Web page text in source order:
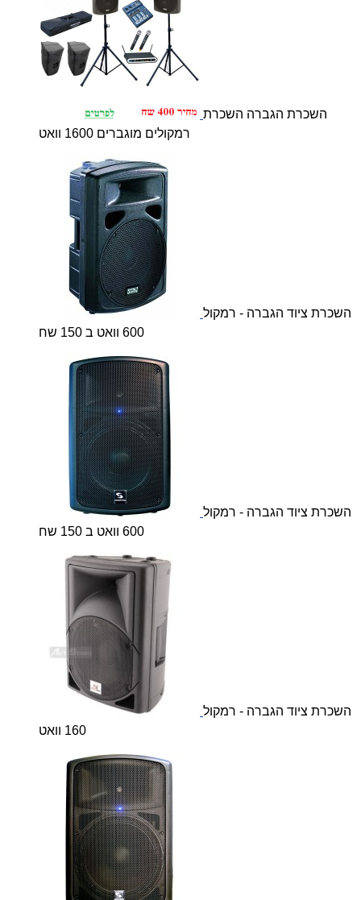
השכרת הגברה השכרת
רמקולים מוגברים 1600 וואט
השכרת ציוד הגברה - רמקול
600 וואט ב 150 שח
השכרת ציוד הגברה - רמקול
600 וואט ב 150 שח
השכרת ציוד הגברה - רמקול
160 וואט